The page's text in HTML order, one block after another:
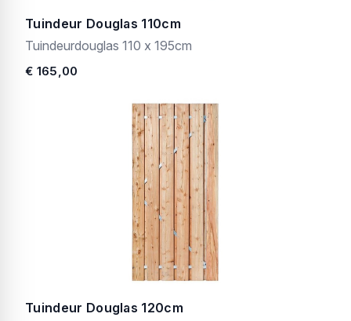
Tuindeur Douglas 110cm
Tuindeurdouglas 110 x 195cm
€ 165,00
Tuindeur Douglas 120cm